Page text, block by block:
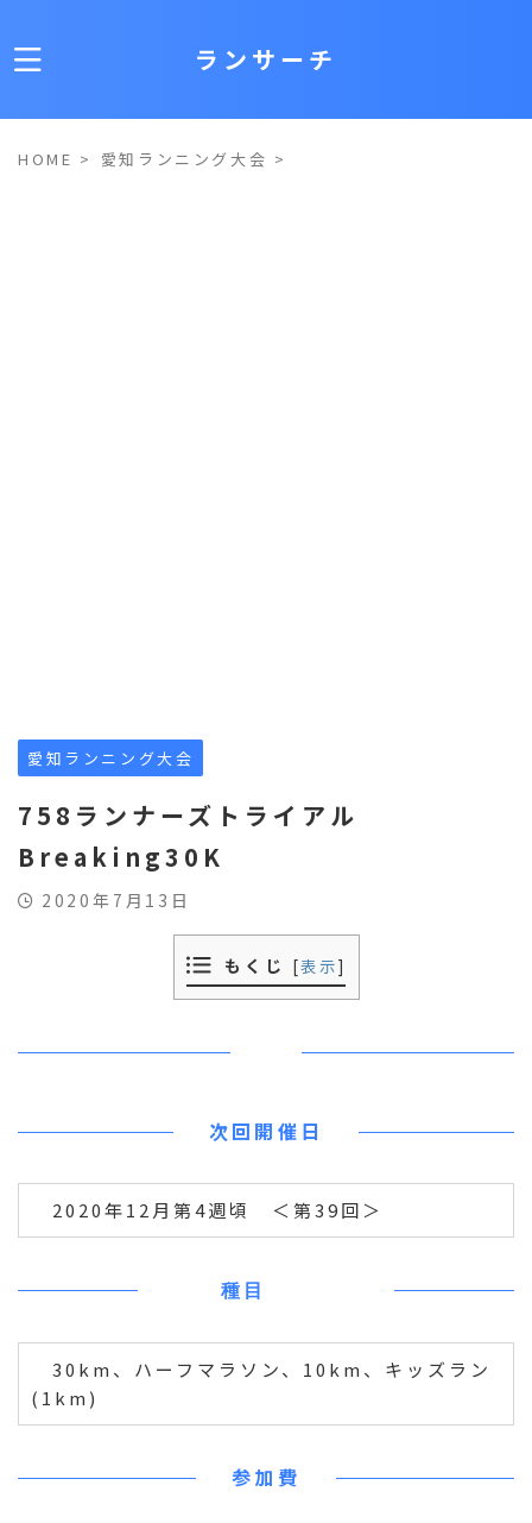
ランサーチ
HOME > 愛知ランニング大会 >
愛知ランニング大会
758ランナーズトライアル
Breaking30K
2020年7月13日
もくじ [表示]
次回開催日
2020年12月第4週頃 ＜第39回＞
種目
30km、ハーフマラソン、10km、キッズラン
(1km)
参加費